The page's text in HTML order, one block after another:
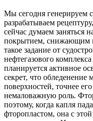
Мы сегодня генерируем
разрабатываем
сейчас думаем заняться
покрытием, снижающим
такое задание от
нефтегазового
планируется активное
секрет, что обледенение
поверхностей, точнее
немаловажную роль.
поэтому, когда капля
фторопластом, она с